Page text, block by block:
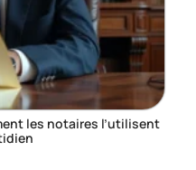
les notaires l’utilisent